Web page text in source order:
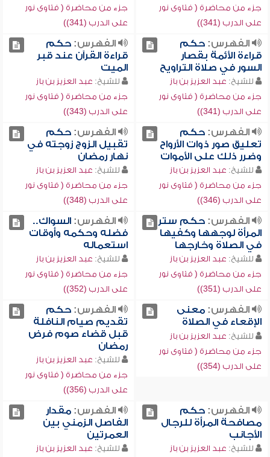
جزء من محاضرة ( فتاوى نور
على الدرب (341))
جزء من محاضرة ( فتاوى نور
على الدرب (341))
الفهرس:حكم
قراءة الأئمة بقصار
السور في صلاة التراويح
للشيخ: عبد العزيز بن باز
جزء من محاضرة ( فتاوى نور
على الدرب (341))
الفهرس:حكم
قراءة القرآن عند قبر
الميت
للشيخ: عبد العزيز بن باز
جزء من محاضرة ( فتاوى نور
على الدرب (343))
الفهرس:حكم
تعليق صور ذوات الأرواح
وضرر ذلك على الأموات
للشيخ: عبد العزيز بن باز
جزء من محاضرة ( فتاوى نور
على الدرب (346))
الفهرس:حكم
تقبيل الزوج زوجته في
نهار رمضان
للشيخ: عبد العزيز بن باز
جزء من محاضرة ( فتاوى نور
على الدرب (348))
الفهرس:حكم ستر
المرأة لوجهها وكفيها
في الصلاة وخارجها
للشيخ: عبد العزيز بن باز
جزء من محاضرة ( فتاوى نور
على الدرب (351))
الفهرس:السواك..
فضله وحكمه وأوقات
استعماله
للشيخ: عبد العزيز بن باز
جزء من محاضرة ( فتاوى نور
على الدرب (352))
الفهرس:معنى
الإقعاء في الصلاة
للشيخ: عبد العزيز بن باز
جزء من محاضرة ( فتاوى نور
على الدرب (354))
الفهرس:حكم
تقديم صيام النافلة
قبل قضاء صوم فرض
رمضان
للشيخ: عبد العزيز بن باز
جزء من محاضرة ( فتاوى نور
على الدرب (356))
الفهرس:حكم
مصافحة المرأة للرجال
الأجانب
للشيخ: عبد العزيز بن باز
الفهرس:مقدار
الفاصل الزمني بين
العمرتين
للشيخ: عبد العزيز بن باز